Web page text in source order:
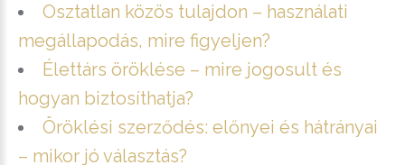
Osztatlan közös tulajdon – használati
megállapodás, mire figyeljen?
Élettárs öröklése – mire jogosult és
hogyan biztosíthatja?
Öröklési szerződés: előnyei és hátrányai
– mikor jó választás?